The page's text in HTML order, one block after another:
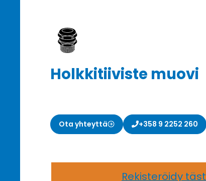
Holkkitiiviste muovi
Ota yhteyttä +358 9 2252 260
Rekisteröidy